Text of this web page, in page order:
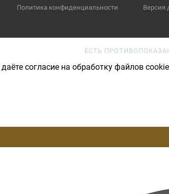
Политика конфиденциальности Версия
ЕСТЬ
согласие на обработку файлов